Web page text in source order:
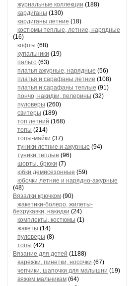
журнальные коллекции (188)
кардиганы (130)
кардиганы летние (18)
костюмы теплые, летние, нарядные
(16)
кофты (68)
купальники (19)
пальто (63)
платья ажурные, нарядные (56)
платья и сарафаны летние (108)
платья и сарафаны теплые (91)
пончо, накидки, пелерины (32)
пуловеры (260)
свитеры (189)
топ летний (168)
топы (214)
топы-майки (37)
туники летние и ажурные (94)
туники теплые (96)
шорты, брюки (7)
юбки демисезонные (59)
юбочки летние и нарядно-ажурные
(48)
Вязалки крючком (90)
жакетики-болеро, жилеты-
безрукавки, накидки (24)
комплекты, костюмы (1)
жакеты (14)
пуловеры (8)
топы (42)
Вязание для детей (1188)
варежки, пинетки, носочки (67)
чепчики, шапочки для малышни (19)
вяжем мальчикам (64)